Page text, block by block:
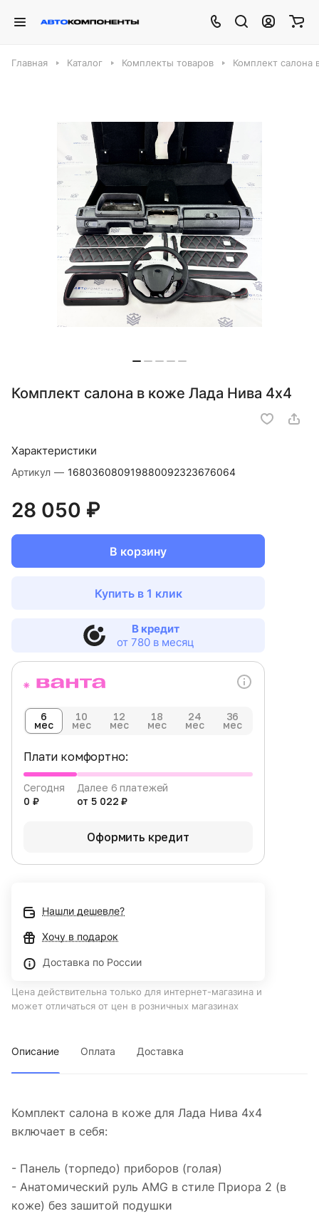
Главная Каталог Комплекты товаров Комплект салона
Комплект салона в коже Лада Нива 4х4
Характеристики
Артикул — 168036080919880092323676064
28 050 ₽
В корзину
Купить в 1 клик
В кредит
от 780 в месяц
6
мес
10
мес
12
мес
18
мес
24
мес
36
мес
Плати комфортно:
Сегодня
0 ₽
Далее 6 платежей
от 5 022 ₽
Оформить кредит
Нашли дешевле?
Хочу в подарок
Доставка по России
Цена действительна только для интернет-магазина и
может отличаться от цен в розничных магазинах
Описание Оплата Доставка
Комплект салона в коже для Лада Нива 4х4
включает в себя:
- Панель (торпедо) приборов (голая)
- Анатомический руль AMG в стиле Приора 2 (в
коже) без зашитой подушки